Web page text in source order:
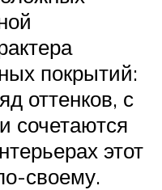
покрытий:
оттенков, с
сочетаются
этот
своему.